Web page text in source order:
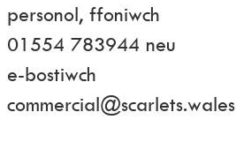
personol, ffoniwch
01554 783944 neu
e-bostiwch
commercial@scarlets.wales